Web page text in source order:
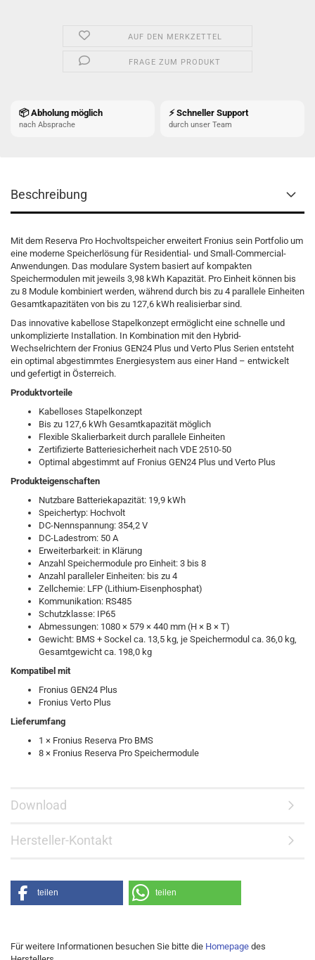
AUF DEN MERKZETTEL
FRAGE ZUM PRODUKT
📦 Abholung möglich
nach Absprache
⚡ Schneller Support
durch unser Team
Beschreibung
Mit dem Reserva Pro Hochvoltspeicher erweitert Fronius sein Portfolio um
eine moderne Speicherlösung für Residential- und Small-Commercial-
Anwendungen. Das modulare System basiert auf kompakten
Speichermodulen mit jeweils 3,98 kWh Kapazität. Pro Einheit können bis
zu 8 Module kombiniert werden, während durch bis zu 4 parallele Einheiten
Gesamtkapazitäten von bis zu 127,6 kWh realisierbar sind.
Das innovative kabellose Stapelkonzept ermöglicht eine schnelle und
unkomplizierte Installation. In Kombination mit den Hybrid-
Wechselrichtern der Fronius GEN24 Plus und Verto Plus Serien entsteht
ein optimal abgestimmtes Energiesystem aus einer Hand – entwickelt
und gefertigt in Österreich.
Produktvorteile
Kabelloses Stapelkonzept
Bis zu 127,6 kWh Gesamtkapazität möglich
Flexible Skalierbarkeit durch parallele Einheiten
Zertifizierte Batteriesicherheit nach VDE 2510-50
Optimal abgestimmt auf Fronius GEN24 Plus und Verto Plus
Produkteigenschaften
Nutzbare Batteriekapazität: 19,9 kWh
Speichertyp: Hochvolt
DC-Nennspannung: 354,2 V
DC-Ladestrom: 50 A
Erweiterbarkeit: in Klärung
Anzahl Speichermodule pro Einheit: 3 bis 8
Anzahl paralleler Einheiten: bis zu 4
Zellchemie: LFP (Lithium-Eisenphosphat)
Kommunikation: RS485
Schutzklasse: IP65
Abmessungen: 1080 × 579 × 440 mm (H × B × T)
Gewicht: BMS + Sockel ca. 13,5 kg, je Speichermodul ca. 36,0 kg,
Gesamtgewicht ca. 198,0 kg
Kompatibel mit
Fronius GEN24 Plus
Fronius Verto Plus
Lieferumfang
1 × Fronius Reserva Pro BMS
8 × Fronius Reserva Pro Speichermodule
Download
Hersteller-Kontakt
teilen teilen
Für weitere Informationen besuchen Sie bitte die Homepage des